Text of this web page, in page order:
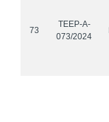
73
TEEP-A-
073/2024